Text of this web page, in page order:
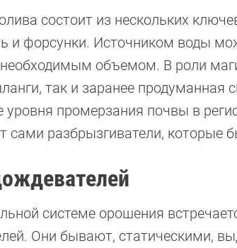
состоит из нескольких
и форсунки. Источником воды
объемом. В роли
так и заранее продуманная
уровня промерзания почвы в
сами разбрызгиватели, которые
системе орошения
Они бывают, статическими,